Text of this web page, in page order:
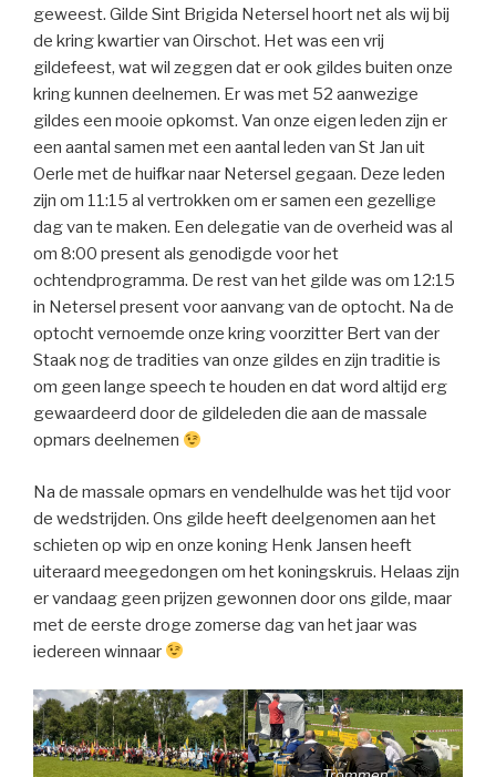
geweest. Gilde Sint Brigida Netersel hoort net als wij bij
de kring kwartier van Oirschot. Het was een vrij
gildefeest, wat wil zeggen dat er ook gildes buiten onze
kring kunnen deelnemen. Er was met 52 aanwezige
gildes een mooie opkomst. Van onze eigen leden zijn er
een aantal samen met een aantal leden van St Jan uit
Oerle met de huifkar naar Netersel gegaan. Deze leden
zijn om 11:15 al vertrokken om er samen een gezellige
dag van te maken. Een delegatie van de overheid was al
om 8:00 present als genodigde voor het
ochtendprogramma. De rest van het gilde was om 12:15
in Netersel present voor aanvang van de optocht. Na de
optocht vernoemde onze kring voorzitter Bert van der
Staak nog de tradities van onze gildes en zijn traditie is
om geen lange speech te houden en dat word altijd erg
gewaardeerd door de gildeleden die aan de massale
opmars deelnemen
Na de massale opmars en vendelhulde was het tijd voor
de wedstrijden. Ons gilde heeft deelgenomen aan het
schieten op wip en onze koning Henk Jansen heeft
uiteraard meegedongen om het koningskruis. Helaas zijn
er vandaag geen prijzen gewonnen door ons gilde, maar
met de eerste droge zomerse dag van het jaar was
iedereen winnaar